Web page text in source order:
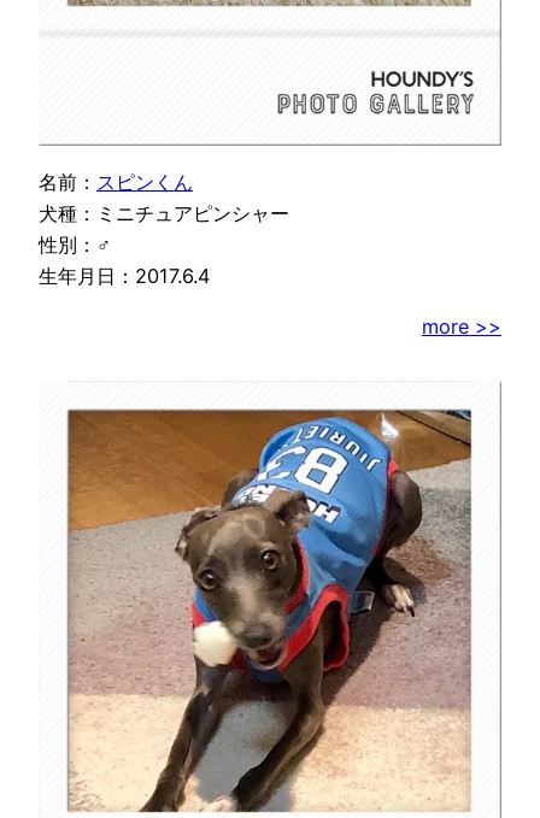
名前： スピンくん
犬種：ミニチュアピンシャー
性別：♂
生年月日：2017.6.4
more >>